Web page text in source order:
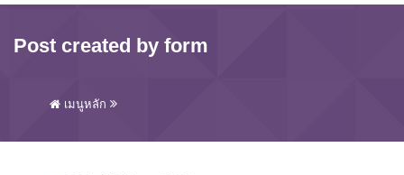
Post created by form
เมนูหลัก